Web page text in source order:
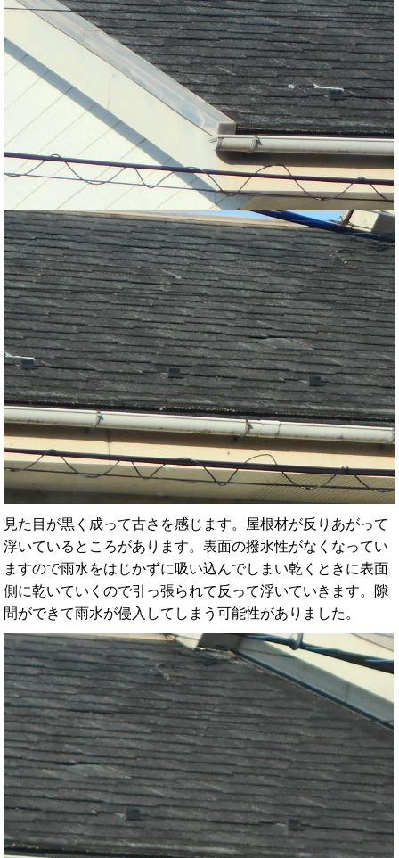
見た目が黒く成って古さを感じます。屋根材が反りあがって
浮いているところがあります。表面の撥水性がなくなってい
ますので雨水をはじかずに吸い込んでしまい乾くときに表面
側に乾いていくので引っ張られて反って浮いていきます。隙
間ができて雨水が侵入してしまう可能性がありました。